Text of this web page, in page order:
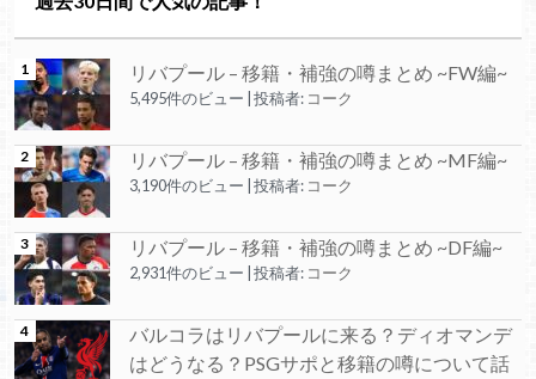
リバプール – 移籍・補強の噂まとめ ~FW編~
5,495件のビュー 投稿者: コーク
リバプール – 移籍・補強の噂まとめ ~MF編~
3,190件のビュー 投稿者: コーク
リバプール – 移籍・補強の噂まとめ ~DF編~
2,931件のビュー 投稿者: コーク
バルコラはリバプールに来る？ディオマンデ
はどうなる？PSGサポと移籍の噂について話